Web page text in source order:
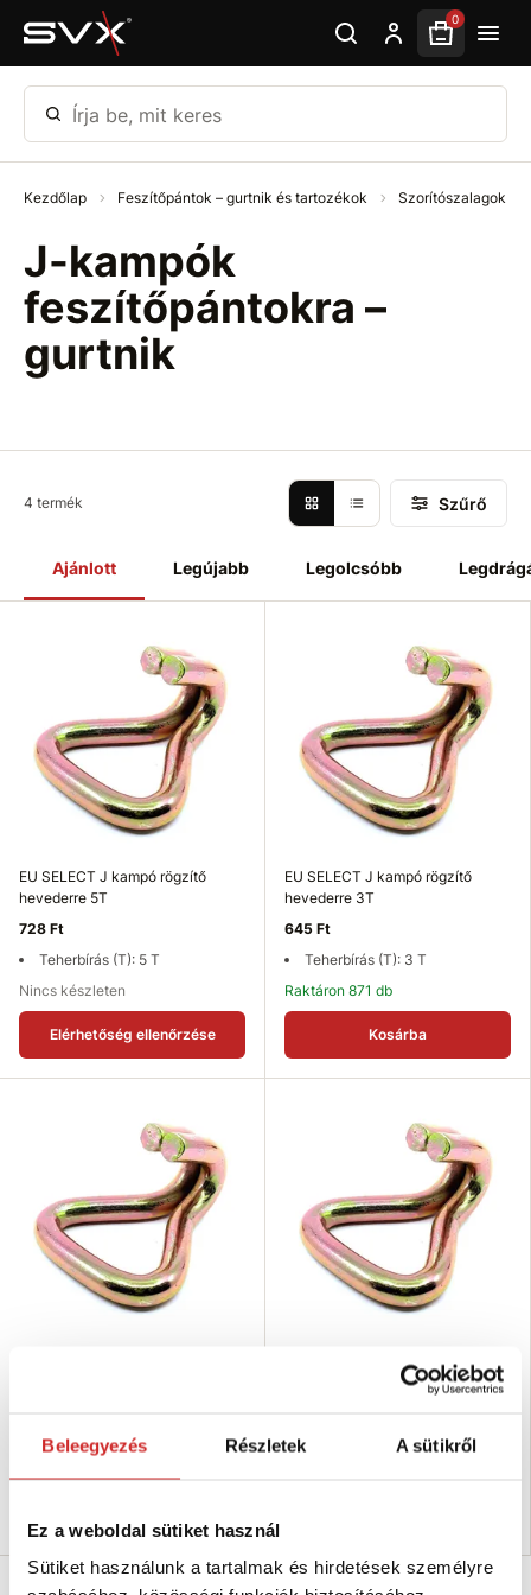
Beleegyezés Részletek A sütikről
Ez a weboldal sütiket használ
Sütiket használunk a tartalmak és hirdetések személyre
Ugrás az oldal fő részéhez 0
Írja be, mit keres
Kezdőlap Feszítőpántok – gurtnik és tartozékok Szorítószalagok
J-kampók
feszítőpántokra –
gurtnik
Ajánlott Legújabb Legolcsóbb
4 termék Szűrő
EU SELECT J kampó rögzítő
hevederre 5T
728 Ft
Teherbírás (T): 5 T
Nincs készleten
Elérhetőség ellenőrzése
EU SELECT J kampó rögzítő
hevederre 3T
645 Ft
Teherbírás (T): 3 T
Raktáron 871 db
Kosárba
Teherbírás (T): 2 T
Teherbírás (T): 1 T